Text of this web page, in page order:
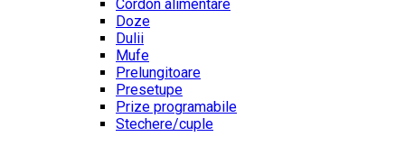
Cordon alimentare
Doze
Dulii
Mufe
Prelungitoare
Presetupe
Prize programabile
Stechere/cuple